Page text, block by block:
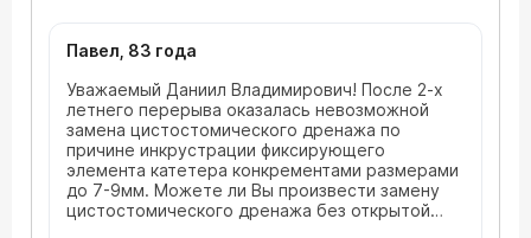
Павел, 83 года
Уважаемый Даниил Владимирович! После 2-х
летнего перерыва оказалась невозможной
замена цистостомического дренажа по
причине инкрустрации фиксирующего
элемента катетера конкрементами размерами
до 7-9мм. Можете ли Вы произвести замену
цистостомического дренажа без открытой